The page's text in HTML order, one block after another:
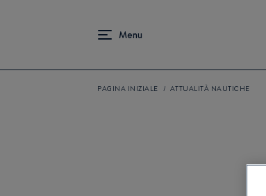
PAGINA INIZIALE ATTUALITÀ NAUTICHE